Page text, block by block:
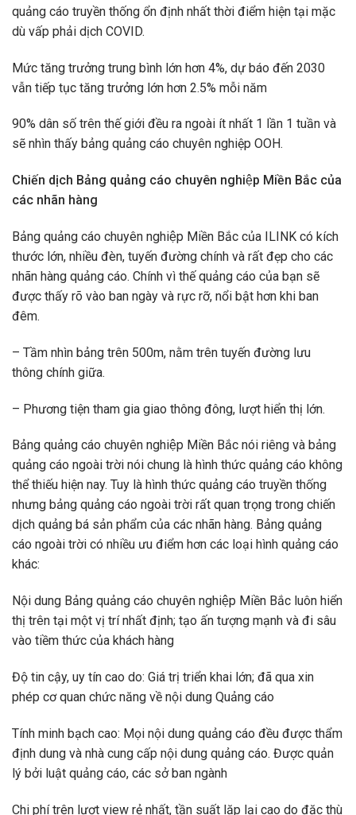
quảng cáo truyền thống ổn định nhất thời điểm hiện tại mặc
dù vấp phải dịch COVID.
Mức tăng trưởng trung bình lớn hơn 4%, dự báo đến 2030
vẫn tiếp tục tăng trưởng lớn hơn 2.5% mỗi năm
90% dân số trên thế giới đều ra ngoài ít nhất 1 lần 1 tuần và
sẽ nhìn thấy bảng quảng cáo chuyên nghiệp OOH.
Chiến dịch Bảng quảng cáo chuyên nghiệp Miền Bắc của
các nhãn hàng
Bảng quảng cáo chuyên nghiệp Miền Bắc của ILINK có kích
thước lớn, nhiều đèn, tuyến đường chính và rất đẹp cho các
nhãn hàng quảng cáo. Chính vì thế quảng cáo của bạn sẽ
được thấy rõ vào ban ngày và rực rỡ, nổi bật hơn khi ban
đêm.
– Tầm nhìn bảng trên 500m, nằm trên tuyến đường lưu
thông chính giữa.
– Phương tiện tham gia giao thông đông, lượt hiển thị lớn.
Bảng quảng cáo chuyên nghiệp Miền Bắc nói riêng và bảng
quảng cáo ngoài trời nói chung là hình thức quảng cáo không
thể thiếu hiện nay. Tuy là hình thức quảng cáo truyền thống
nhưng bảng quảng cáo ngoài trời rất quan trọng trong chiến
dịch quảng bá sản phẩm của các nhãn hàng. Bảng quảng
cáo ngoài trời có nhiều ưu điểm hơn các loại hình quảng cáo
khác:
Nội dung Bảng quảng cáo chuyên nghiệp Miền Bắc luôn hiển
thị trên tại một vị trí nhất định; tạo ấn tượng mạnh và đi sâu
vào tiềm thức của khách hàng
Độ tin cậy, uy tín cao do: Giá trị triển khai lớn; đã qua xin
phép cơ quan chức năng về nội dung Quảng cáo
Tính minh bạch cao: Mọi nội dung quảng cáo đều được thẩm
định dung và nhà cung cấp nội dung quảng cáo. Được quản
lý bởi luật quảng cáo, các sở ban ngành
Chi phí trên lượt view rẻ nhất, tần suất lặp lại cao do đặc thù